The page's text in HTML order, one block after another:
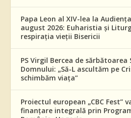
Papa Leon al XIV-lea la
august 2026: Euharistia și
respirația vieții Bisericii
PS Virgil Bercea de
Domnului: „Să-L ascultăm pe
schimbăm viața”
Proiectul european „CBC Fest”
finanțare integrală prin